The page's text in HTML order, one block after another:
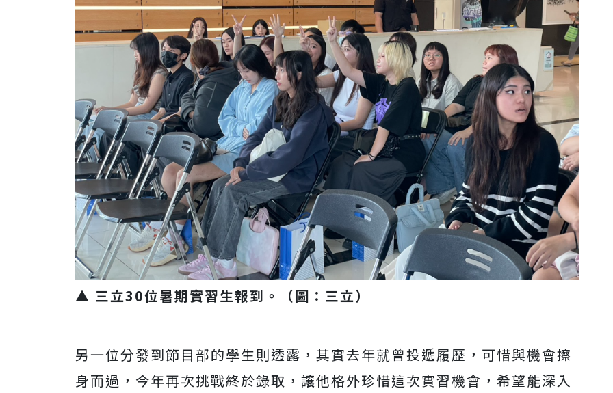
▲ 三立30位暑期實習生報到。（圖：三立）
另一位分發到節目部的學生則透露，其實去年就曾投遞履歷，可惜與機會擦
身而過，今年再次挑戰終於錄取，讓他格外珍惜這次實習機會，希望能深入